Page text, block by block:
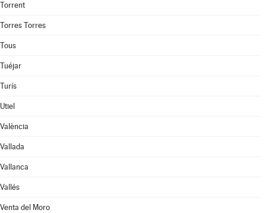
Torrent
Torres Torres
Tous
Tuéjar
Turís
Utiel
València
Vallada
Vallanca
Vallés
Venta del Moro